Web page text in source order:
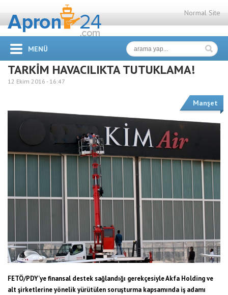
Normal Site
MENÜ
TARKİM HAVACILIKTA TUTUKLAMA!
12 Ekim 2016 - 16:47
Manşet
FETÖ/PDY’ye finansal destek sağlandığı gerekçesiyle Akfa Holding ve
alt şirketlerine yönelik yürütülen soruşturma kapsamında iş adamı